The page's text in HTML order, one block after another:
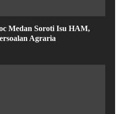
Medan Soroti Isu HAM,
Agraria